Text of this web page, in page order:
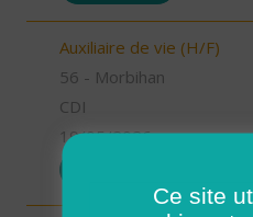
Auxiliaire de vie (H/F)
56 - Morbihan
CDI
19/05/2026
Ce site